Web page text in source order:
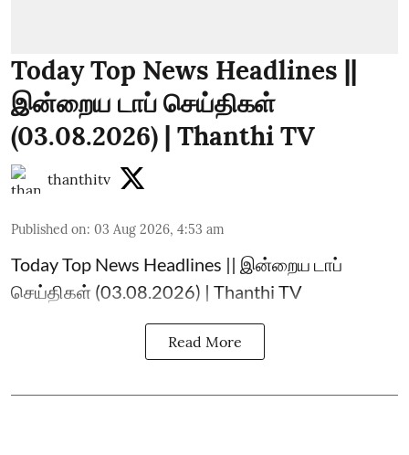
Today Top News Headlines ||
இன்றைய டாப் செய்திகள்
(03.08.2026) | Thanthi TV
thanthitv
Published on: 03 Aug 2026, 4:53 am
Today Top News Headlines || இன்றைய டாப்
செய்திகள் (03.08.2026) | Thanthi TV
Read More